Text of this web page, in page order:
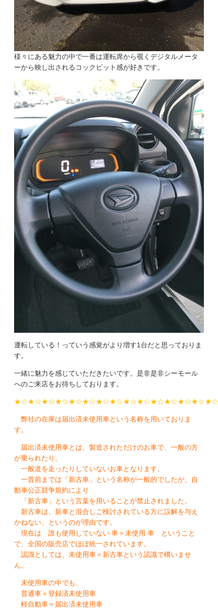
様々にある魅力の中で一番は運転席から覗くデジタルメータ
ーから映し出されるコックピット感が好きです。
運転している！っていう感覚がより増す1台だと思っておりま
す。
一緒に魅力を感じていただきたいです。是非是非シーモール
へのご来店をお待ちしております。
弊社の在庫は届出済未使用車という名称を用いておりま
す。
届出済未使用車とは、製造されただけのお車で、一般の方
が乗られたり、
一般道を走ったりしていないお車となります。
一昔前までは「新古車」という名称が一般的でしたが、自
動車公正競争規約により
「新古車」という言葉を用いることが禁止されました。
新古車は、新車と混合しご検討されている方に誤解を与え
かねない、というのが理由です。
現在は 誰も使用していない 車＝未使用 車 ということ
で、全国の販売店でほぼ統一されています。
認識としては、未使用車＝新古車という認識で構いませ
ん。
未使用車の中でも、
普通車＝登録済未使用車
軽自動車＝届出済未使用車